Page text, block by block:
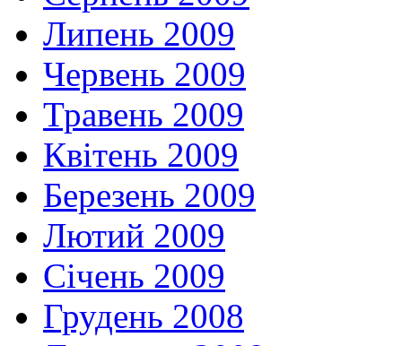
Липень 2009
Червень 2009
Травень 2009
Квітень 2009
Березень 2009
Лютий 2009
Січень 2009
Грудень 2008